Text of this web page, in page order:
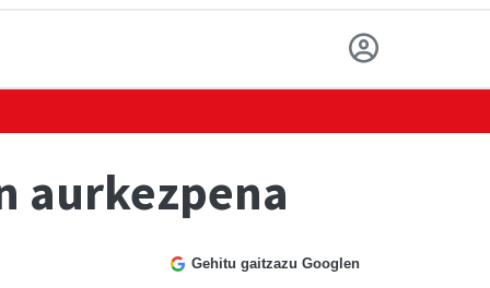
aurkezpena
Gehitu gaitzazu Googlen